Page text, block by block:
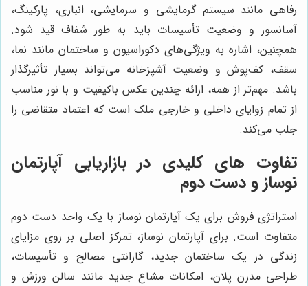
رفاهی مانند سیستم گرمایشی و سرمایشی، انباری، پارکینگ،
آسانسور و وضعیت تأسیسات باید به طور شفاف قید شود.
همچنین، اشاره به ویژگی‌های دکوراسیون و ساختمان مانند نما،
سقف، کف‌پوش و وضعیت آشپزخانه می‌تواند بسیار تأثیرگذار
باشد. مهم‌تر از همه، ارائه چندین عکس باکیفیت و با نور مناسب
از تمام زوایای داخلی و خارجی ملک است که اعتماد متقاضی را
جلب می‌کند.
تفاوت های کلیدی در بازاریابی آپارتمان
نوساز و دست دوم
استراتژی فروش برای یک آپارتمان نوساز با یک واحد دست دوم
متفاوت است. برای آپارتمان نوساز، تمرکز اصلی بر روی مزایای
زندگی در یک ساختمان جدید، گارانتی مصالح و تأسیسات،
طراحی مدرن پلان، امکانات مشاع جدید مانند سالن ورزش و